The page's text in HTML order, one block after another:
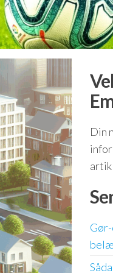
Din